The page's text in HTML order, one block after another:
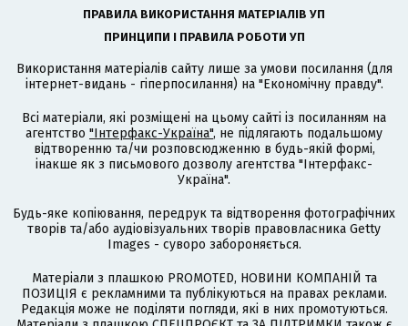
ПРАВИЛА ВИКОРИСТАННЯ МАТЕРІАЛІВ УП
ПРИНЦИПИ І ПРАВИЛА РОБОТИ УП
Використання матеріалів сайту лише за умови посилання (для
інтернет-видань - гіперпосилання) на "Економічну правду".
Всі матеріали, які розміщені на цьому сайті із посиланням на
агентство "Інтерфакс-Україна", не підлягають подальшому
відтворенню та/чи розповсюдженню в будь-якій формі,
інакше як з письмового дозволу агентства "Інтерфакс-
Україна".
Будь-яке копіювання, передрук та відтворення фотографічних
творів та/або аудіовізуальних творів правовласника Getty
Images - суворо забороняється.
Матеріали з плашкою PROMOTED, НОВИНИ КОМПАНІЙ та
ПОЗИЦІЯ є рекламними та публікуються на правах реклами.
Редакція може не поділяти погляди, які в них промотуються.